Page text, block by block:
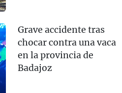
Grave accidente tras
chocar contra una vaca
en la provincia de
Badajoz